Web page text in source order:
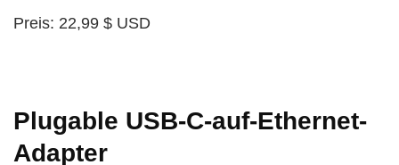
Preis: 22,99 $ USD
Plugable USB-C-auf-Ethernet-
Adapter